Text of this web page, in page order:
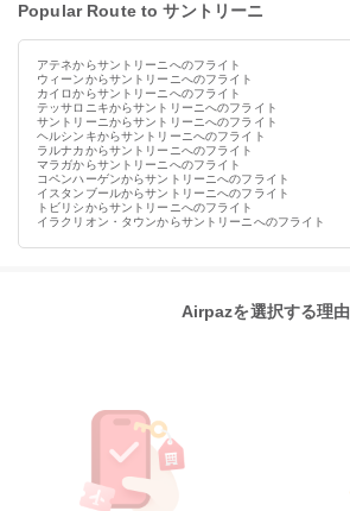
Popular Route to サントリーニ
アテネからサントリーニへのフライト
ウィーンからサントリーニへのフライト
カイロからサントリーニへのフライト
テッサロニキからサントリーニへのフライト
サントリーニからサントリーニへのフライト
ヘルシンキからサントリーニへのフライト
ラルナカからサントリーニへのフライト
マラガからサントリーニへのフライト
コペンハーゲンからサントリーニへのフライト
イスタンブールからサントリーニへのフライト
トビリシからサントリーニへのフライト
イラクリオン・タウンからサントリーニへのフライト
Airpazを選択する理由